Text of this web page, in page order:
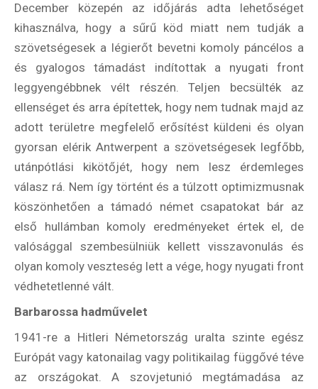
Külföldre
Költözünk!
játék -
kockázat
100
Utazási
Élmény
Feliratkozom
December közepén az időjárás adta lehetőséget
kihasználva, hogy a sűrű köd miatt nem tudják a
szövetségesek a légierőt bevetni komoly páncélos a
és gyalogos támadást indítottak a nyugati front
leggyengébbnek vélt részén. Teljen becsülték az
ellenséget és arra építettek, hogy nem tudnak majd az
adott területre megfelelő erősítést küldeni és olyan
gyorsan elérik Antwerpent a szövetségesek legfőbb,
utánpótlási kikötőjét, hogy nem lesz érdemleges
válasz rá. Nem így történt és a túlzott optimizmusnak
köszönhetően a támadó német csapatokat bár az
első hullámban komoly eredményeket értek el, de
valósággal szembesülniük kellett visszavonulás és
olyan komoly veszteség lett a vége, hogy nyugati front
védhetetlenné vált.
Barbarossa hadművelet
1941-re a Hitleri Németország uralta szinte egész
Európát vagy katonailag vagy politikailag függővé téve
az országokat. A szovjetunió megtámadása az